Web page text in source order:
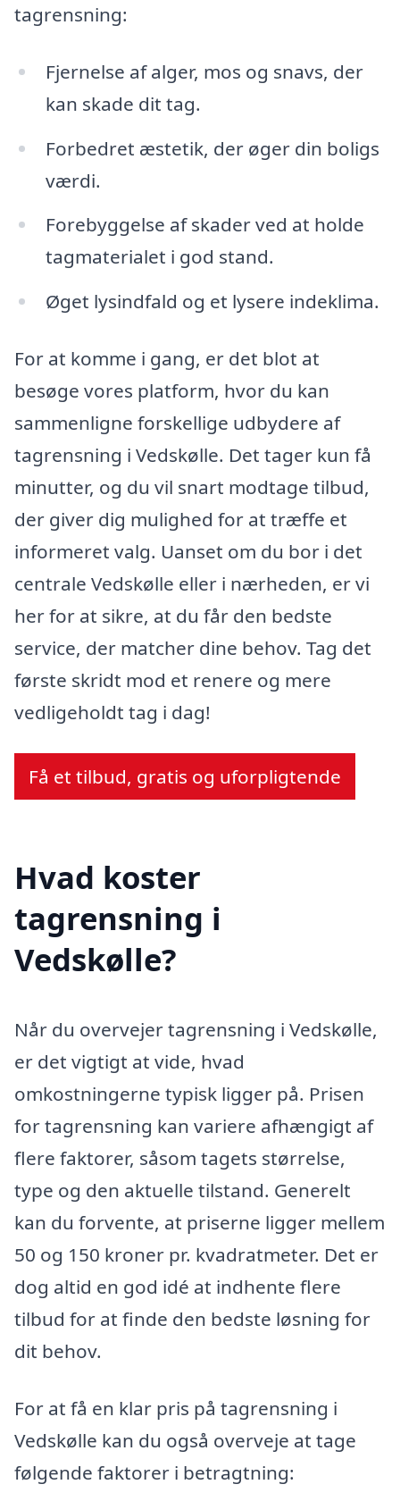
tagrensning:
Fjernelse af alger, mos og snavs, der
kan skade dit tag.
Forbedret æstetik, der øger din boligs
værdi.
Forebyggelse af skader ved at holde
tagmaterialet i god stand.
Øget lysindfald og et lysere indeklima.
For at komme i gang, er det blot at
besøge vores platform, hvor du kan
sammenligne forskellige udbydere af
tagrensning i Vedskølle. Det tager kun få
minutter, og du vil snart modtage tilbud,
der giver dig mulighed for at træffe et
informeret valg. Uanset om du bor i det
centrale Vedskølle eller i nærheden, er vi
her for at sikre, at du får den bedste
service, der matcher dine behov. Tag det
første skridt mod et renere og mere
vedligeholdt tag i dag!
Få et tilbud, gratis og uforpligtende
Hvad koster
tagrensning i
Vedskølle?
Når du overvejer tagrensning i Vedskølle,
er det vigtigt at vide, hvad
omkostningerne typisk ligger på. Prisen
for tagrensning kan variere afhængigt af
flere faktorer, såsom tagets størrelse,
type og den aktuelle tilstand. Generelt
kan du forvente, at priserne ligger mellem
50 og 150 kroner pr. kvadratmeter. Det er
dog altid en god idé at indhente flere
tilbud for at finde den bedste løsning for
dit behov.
For at få en klar pris på tagrensning i
Vedskølle kan du også overveje at tage
følgende faktorer i betragtning: